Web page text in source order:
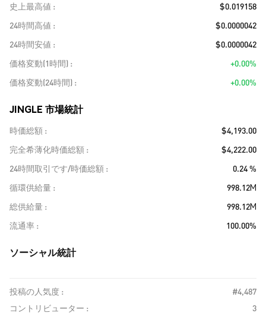
史上最高値
$0.019158
24時間高値
$0.0000042
24時間安値
$0.0000042
価格変動(1時間)
+0.00%
価格変動(24時間)
+0.00%
JINGLE 市場統計
時価総額
$4,193.00
完全希薄化時価総額
$4,222.00
24時間取引です/時価総額
0.24 %
循環供給量
998.12M
総供給量
998.12M
流通率
100.00%
ソーシャル統計
投稿の人気度 :
#4,487
コントリビューター :
3